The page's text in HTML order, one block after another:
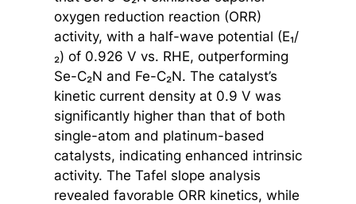
oxygen reduction reaction (ORR)
activity, with a half-wave potential (E₁/
₂) of 0.926 V vs. RHE, outperforming
Se-C₂N and Fe-C₂N. The catalyst’s
kinetic current density at 0.9 V was
significantly higher than that of both
single-atom and platinum-based
catalysts, indicating enhanced intrinsic
activity. The Tafel slope analysis
revealed favorable ORR kinetics, while